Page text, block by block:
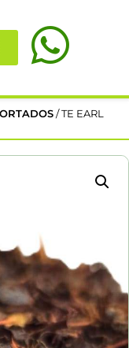
/ TE EARL